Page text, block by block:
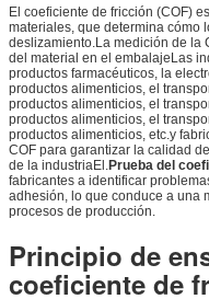
El coeficiente de fricción (COF)
materiales, que determina cómo
deslizamiento.La medición de la
del material en el embalajeLas
productos farmacéuticos, la
productos alimenticios, el
productos alimenticios, el
productos alimenticios, el
productos alimenticios, etc.y
COF para garantizar la calidad
de la industriaEl.Prueba del
fabricantes a identificar
adhesión, lo que conduce a una
procesos de producción.
Principio de
coeficiente de